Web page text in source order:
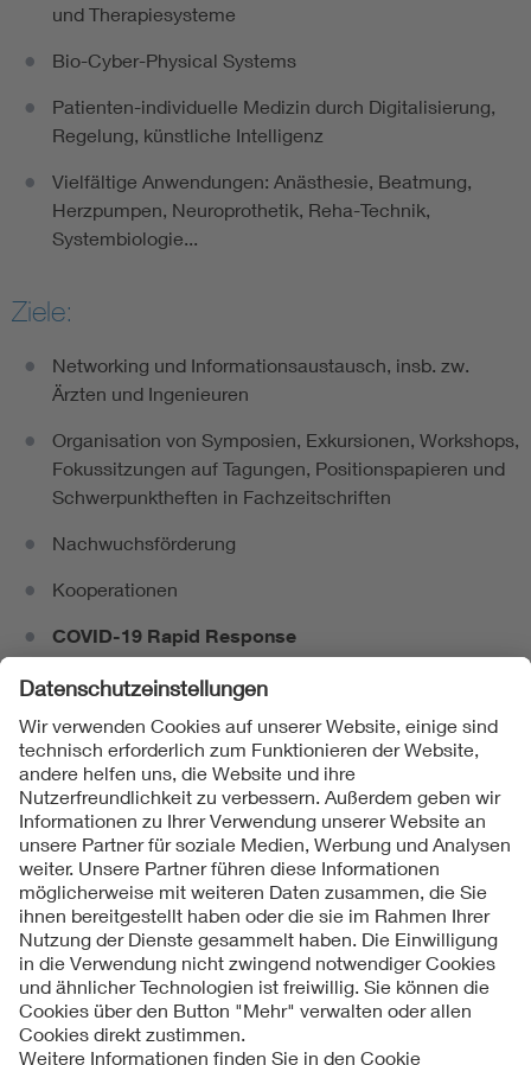
und Therapiesysteme
Bio-Cyber-Physical Systems
Patienten-individuelle Medizin durch Digitalisierung,
Regelung, künstliche Intelligenz
Vielfältige Anwendungen: Anästhesie, Beatmung,
Herzpumpen, Neuroprothetik, Reha-Technik,
Systembiologie...
Ziele:
Networking und Informationsaustausch, insb. zw.
Ärzten und Ingenieuren
Organisation von Symposien, Exkursionen, Workshops,
Fokussitzungen auf Tagungen, Positionspapieren und
Schwerpunktheften in Fachzeitschriften
Nachwuchsförderung
Kooperationen
COVID-19 Rapid Response
Folgen Sie uns
Kontakte
Service
Impressum